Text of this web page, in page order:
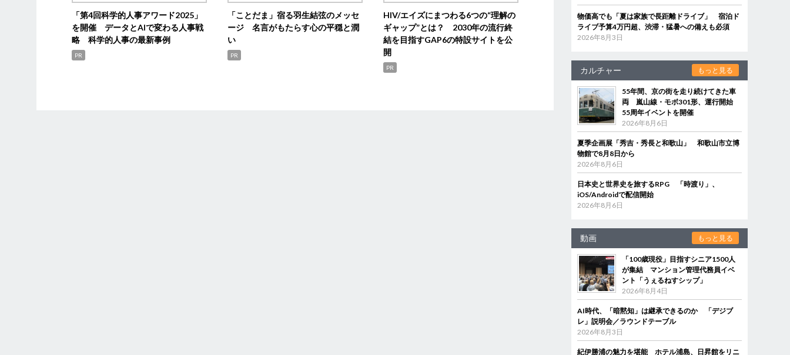
「第4回科学的人事アワード2025」
を開催 データとAIで変わる人事戦
略 科学的人事の最新事例
PR
「ことだま」宿る羽生結弦のメッセ
ージ 名言がもたらす心の平穏と潤
い
PR
HIV/エイズにまつわる6つの“理解の
ギャップ”とは？ 2030年の流行終
結を目指すGAP6の特設サイトを公
開
PR
物価高でも「夏は家族で長距離ドライブ」 宿泊ド
ライブ予算4万円超、渋滞・猛暑への備えも必須
2026年8月3日
カルチャー もっと見る
55年間、京の街を走り続けてきた車
両 嵐山線・モボ301形、運行開始
55周年イベントを開催
2026年8月6日
夏季企画展「秀吉・秀長と和歌山」 和歌山市立博
物館で8月8日から
2026年8月6日
日本史と世界史を旅するRPG 「時渡り」、
iOS/Androidで配信開始
2026年8月6日
動画 もっと見る
「100歳現役」目指すシニア1500人
が集結 マンション管理代務員イベ
ント「うぇるねすシップ」
2026年8月4日
AI時代、「暗黙知」は継承できるのか 「デジブ
レ」説明会／ラウンドテーブル
2026年8月3日
紀伊勝浦の魅力を堪能 ホテル浦島、日昇館をリニ